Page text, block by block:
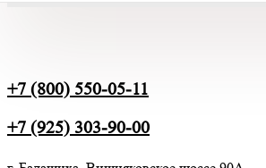
+7 (800) 550-05-11
+7 (925) 303-90-00